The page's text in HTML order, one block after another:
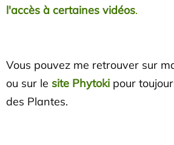
l'accès à certaines vidéos.
Vous pouvez me retrouver sur
ou sur le site Phytoki pour
des Plantes.